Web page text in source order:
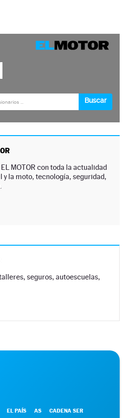
MOTOR con toda la actualidad
y la moto, tecnología, seguridad,
seguros, autoescuelas,
EL PAÍS AS CADENA SER